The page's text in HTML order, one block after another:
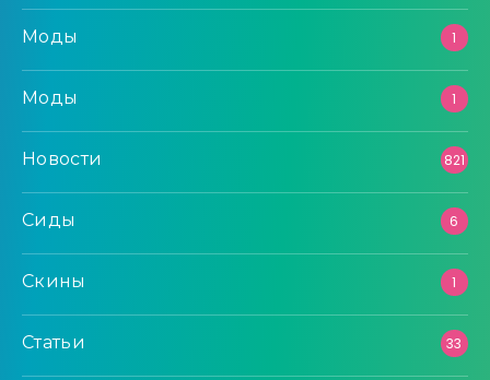
Моды 1
Моды 1
Новости 821
Сиды 6
Скины 1
Статьи 33